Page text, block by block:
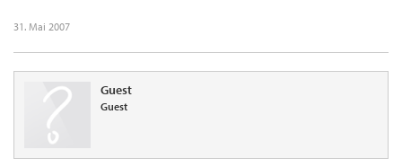
31. Mai 2007
Guest
Guest